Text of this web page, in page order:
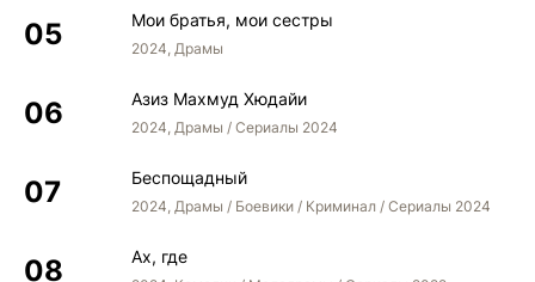
Мои братья, мои сестры
2024, Драмы
Азиз Махмуд Хюдайи
2024, Драмы / Сериалы 2024
Беспощадный
2024, Драмы / Боевики / Криминал / Сериалы 2024
Ах, где